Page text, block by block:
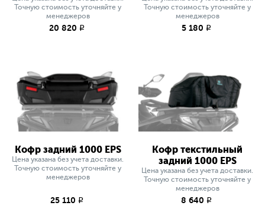
Точную стоимость уточняйте у
менеджеров
20 820 q
Точную стоимость уточняйте у
менеджеров
5 180 q
Кофр задний 1000 EPS
Цена указана без учета доставки.
Точную стоимость уточняйте у
менеджеров
25 110 q
Кофр текстильный
задний 1000 EPS
Цена указана без учета доставки.
Точную стоимость уточняйте у
менеджеров
8 640 q